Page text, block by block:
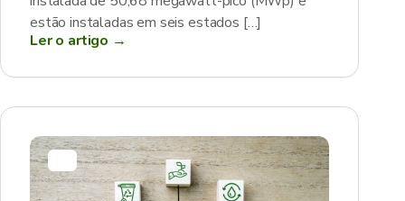
estão instaladas em seis estados […]
Ler o artigo →